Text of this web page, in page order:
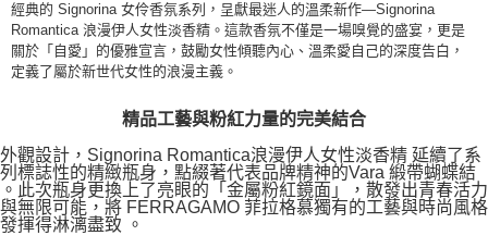
經典的 Signorina 女伶香氛系列，呈獻最迷人的溫柔新作—Signorina
Romantica 浪漫伊人女性淡香精。這款香氛不僅是一場嗅覺的盛宴，更是
關於「自愛」的優雅宣言，鼓勵女性傾聽內心、溫柔愛自己的深度告白，
定義了屬於新世代女性的浪漫主義。
精品工藝與粉紅力量的完美結合
外觀設計，Signorina Romantica浪漫伊人女性淡香精 延續了系
列標誌性的精緻瓶身，點綴著代表品牌精神的Vara 緞帶蝴蝶結
。此次瓶身更換上了亮眼的「金屬粉紅鏡面」，散發出青春活力
與無限可能，將 FERRAGAMO 菲拉格慕獨有的工藝與時尚風格
發揮得淋漓盡致 。